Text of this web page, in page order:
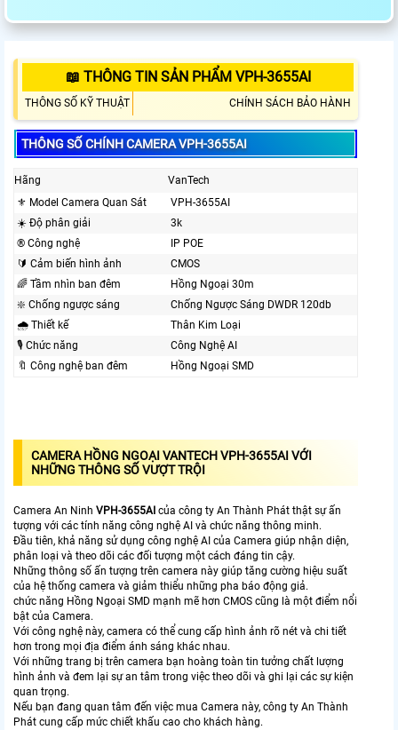
📖 THÔNG TIN SẢN PHẨM VPH-3655AI
THÔNG SỐ KỸ THUẬT CHÍNH SÁCH BẢO HÀNH
THÔNG SỐ CHÍNH CAMERA VPH-3655AI
Hãng
VanTech
⚜️ Model Camera Quan Sát
VPH-3655AI
☀️ Độ phân giải
3k
®️ Công nghệ
IP POE
🔰 Cảm biến hình ảnh
CMOS
🌈 Tầm nhìn ban đêm
Hồng Ngoại 30m
❇️ Chống ngược sáng
Chống Ngược Sáng DWDR 120db
🌧️ Thiết kế
Thân Kim Loại
🎙 Chức năng
Công Nghệ AI
🔖 Công nghệ ban đêm
Hồng Ngoại SMD
CAMERA HỒNG NGOẠI VANTECH VPH-3655AI VỚI
NHỮNG THÔNG SỐ VƯỢT TRỘI
Camera An Ninh VPH-3655AI của công ty An Thành Phát thật sự ấn
tượng với các tính năng công nghệ AI và chức năng thông minh.
Đầu tiên, khả năng sử dụng công nghệ AI của Camera giúp nhận diện,
phân loại và theo dõi các đối tượng một cách đáng tin cậy.
Những thông số ấn tượng trên camera này giúp tăng cường hiệu suất
của hệ thống camera và giảm thiểu những pha báo động giả.
chức năng Hồng Ngoại SMD mạnh mẽ hơn CMOS cũng là một điểm nổi
bật của Camera.
Với công nghệ này, camera có thể cung cấp hình ảnh rõ nét và chi tiết
hơn trong mọi địa điểm ánh sáng khác nhau.
Với những trang bị trên camera bạn hoàng toàn tin tưởng chất lượng
hình ảnh và đem lại sự an tâm trong việc theo dõi và ghi lại các sự kiện
quan trọng.
Nếu bạn đang quan tâm đến việc mua Camera này, công ty An Thành
Phát cung cấp mức chiết khấu cao cho khách hàng.